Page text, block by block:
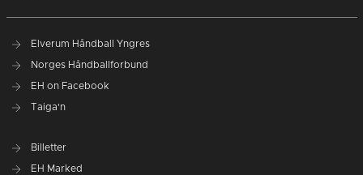
Elverum Håndball Yngres
Norges Håndballforbund
EH on Facebook
Taiga'n
Billetter
EH Marked